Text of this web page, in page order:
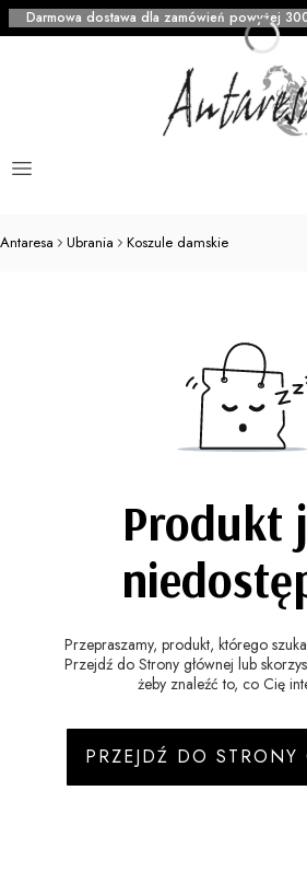
Darmowa dostawa dla zamówień powyżej
Menu
Antaresa Ubrania Koszule damskie
Produkt
Przepraszamy, produkt, którego
Przejdź do Strony głównej lub
żeby znaleźć to, co Cię
PRZEJDŹ DO STRONY